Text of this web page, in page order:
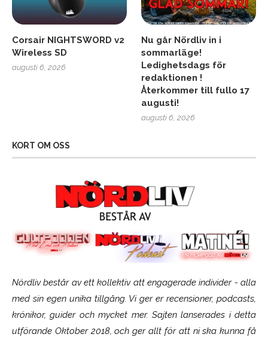
Corsair NIGHTSWORD v2
Wireless SD
augusti 6, 2026
Nu går Nördliv in i
sommarläge!
Ledighetsdags för
redaktionen !
Återkommer till fullo 17
augusti!
augusti 6, 2026
KORT OM OSS
Nördliv består av ett kollektiv att engagerade individer - alla
med sin egen unika tillgång. Vi ger er recensioner, podcasts,
krönikor, guider och mycket mer. Sajten lanserades i detta
utförande Oktober 2018, och ger allt för att ni ska kunna få